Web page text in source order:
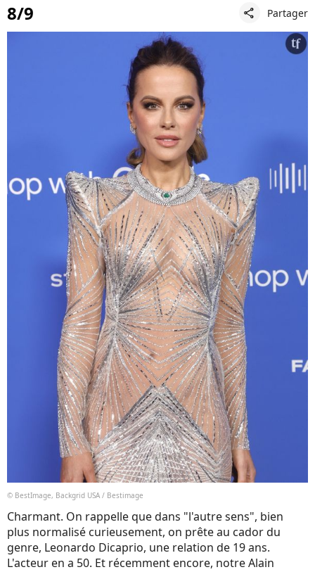
8/9 share Partager
© BestImage, Backgrid USA / Bestimage
Charmant. On rappelle que dans "l'autre sens", bien
plus normalisé curieusement, on prête au cador du
genre, Leonardo Dicaprio, une relation de 19 ans.
L'acteur en a 50. Et récemment encore, notre Alain